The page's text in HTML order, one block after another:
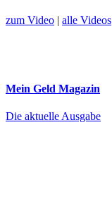
zum Video | alle Videos
Mein Geld Magazin
Die aktuelle Ausgabe